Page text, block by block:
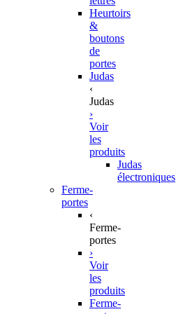
Heurtoirs
&
boutons
de
portes
Judas
‹
Judas
›
Voir
les
produits
Judas
électroniques
Ferme-
portes
‹
Ferme-
portes
›
Voir
les
produits
Ferme-